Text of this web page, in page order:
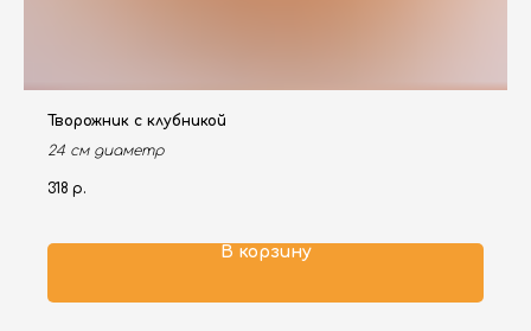
Творожник с клубникой
24 см диаметр
318 р.
В корзину